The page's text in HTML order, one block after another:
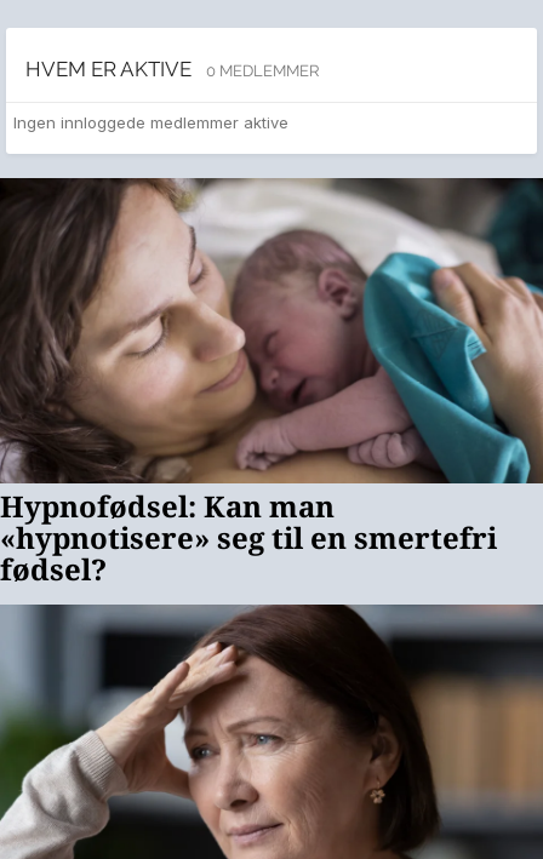
HVEM ER AKTIVE 0 MEDLEMMER
Ingen innloggede medlemmer aktive